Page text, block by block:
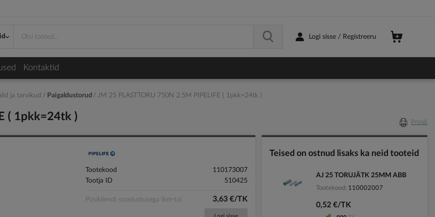
Logi sisse / Registreeru
Kontaktid
ja tarvikud Paigaldustorud JM 25 PLASTTORU 750N 2.5M PIPELIFE ( 1pkk=24tk )
( 1pkk=24tk ) Prindi
Tootekood
110173007
Tootja ID
510425
Püsikliendi soodustusega (km-ta) 3,63 €/TK
Teised on ostnud lisaks ka neid tooteid
AJ 25 TORUJÄTK 25MM ABB
Tootekood 110002007
0,52 €/TK